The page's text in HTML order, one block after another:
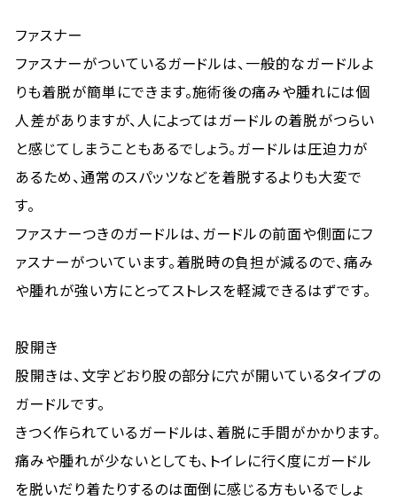
ファスナー
ファスナーがついているガードルは、一般的なガードルよ
りも着脱が簡単にできます。施術後の痛みや腫れには個
人差がありますが、人によってはガードルの着脱がつらい
と感じてしまうこともあるでしょう。ガードルは圧迫力が
あるため、通常のスパッツなどを着脱するよりも大変で
す。
ファスナーつきのガードルは、ガードルの前面や側面にフ
ァスナーがついています。着脱時の負担が減るので、痛み
や腫れが強い方にとってストレスを軽減できるはずです。
股開き
股開きは、文字どおり股の部分に穴が開いているタイプの
ガードルです。
きつく作られているガードルは、着脱に手間がかかります。
痛みや腫れが少ないとしても、トイレに行く度にガードル
を脱いだり着たりするのは面倒に感じる方もいるでしょ